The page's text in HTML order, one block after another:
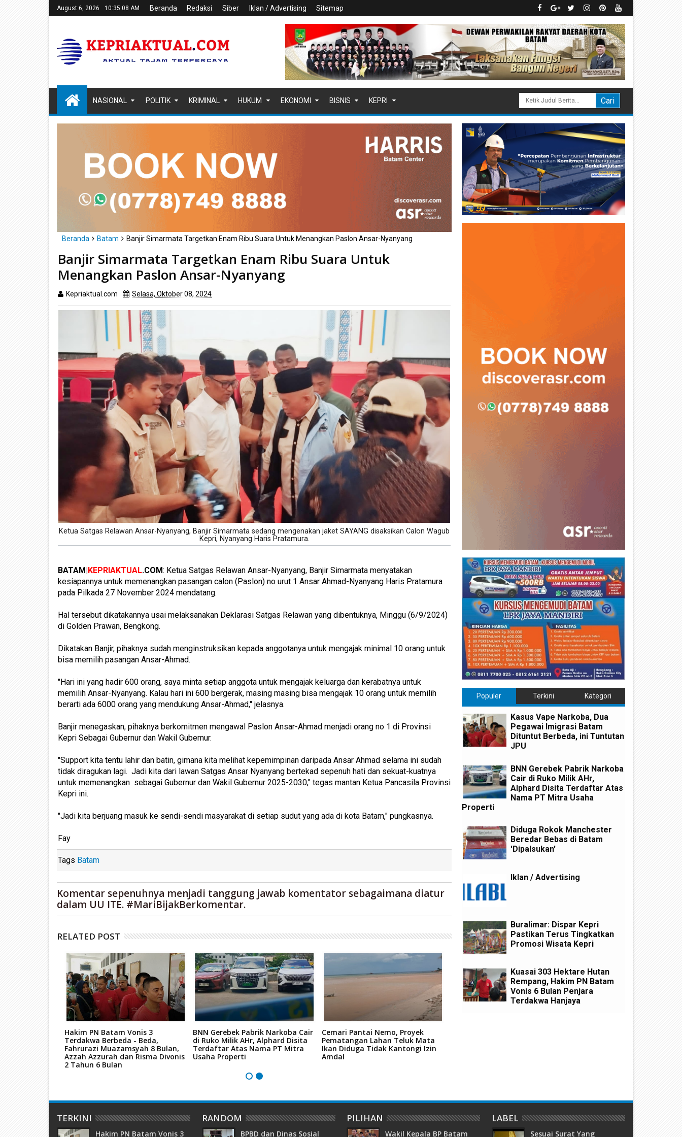
August 6, 2026 10:35:09 AM Beranda Redaksi Siber Iklan / Advertising Sitemap
NASIONAL POLITIK KRIMINAL HUKUM EKONOMI BISNIS KEPRI
Beranda Batam Banjir Simarmata Targetkan Enam Ribu Suara Untuk Menangkan Paslon Ansar-Nyanyang
Banjir Simarmata Targetkan Enam Ribu Suara Untuk
Menangkan Paslon Ansar-Nyanyang
Kepriaktual.com Selasa, Oktober 08, 2024
Ketua Satgas Relawan Ansar-Nyanyang, Banjir Simarmata sedang mengenakan jaket SAYANG disaksikan Calon Wagub
Kepri, Nyanyang Haris Pratamura.
BATAM|KEPRIAKTUAL.COM: Ketua Satgas Relawan Ansar-Nyanyang, Banjir Simarmata menyatakan
kesiapannya untuk memenangkan pasangan calon (Paslon) no urut 1 Ansar Ahmad-Nyanyang Haris Pratamura
pada Pilkada 27 November 2024 mendatang.
Hal tersebut dikatakannya usai melaksanakan Deklarasi Satgas Relawan yang dibentuknya, Minggu (6/9/2024)
di Golden Prawan, Bengkong.
Dikatakan Banjir, pihaknya sudah menginstruksikan kepada anggotanya untuk mengajak minimal 10 orang untuk
bisa memilih pasangan Ansar-Ahmad.
"Hari ini yang hadir 600 orang, saya minta setiap anggota untuk mengajak keluarga dan kerabatnya untuk
memilih Ansar-Nyanyang. Kalau hari ini 600 bergerak, masing masing bisa mengajak 10 orang untuk memilih
berarti ada 6000 orang yang mendukung Ansar-Ahmad," jelasnya.
Banjir menegaskan, pihaknya berkomitmen mengawal Paslon Ansar-Ahmad menjadi orang no 1 di Provinsi
Kepri Sebagai Gubernur dan Wakil Gubernur.
"Support kita tentu lahir dan batin, gimana kita melihat kepemimpinan daripada Ansar Ahmad selama ini sudah
tidak diragukan lagi. Jadi kita dari lawan Satgas Ansar Nyanyang bertekad sepenuh hati dan sekuat-kuatnya
untuk memenangkan sebagai Gubernur dan Wakil Gubernur 2025-2030," tegas mantan Ketua Pancasila Provinsi
Kepri ini.
"Jadi kita berjuang masuk ke sendi-sendi masyarakat di setiap sudut yang ada di kota Batam," pungkasnya.
Fay
Tags Batam
Komentar sepenuhnya menjadi tanggung jawab komentator sebagaimana diatur
dalam UU ITE. #MariBijakBerkomentar.
RELATED POST
Hakim PN Batam Vonis 3
Terdakwa Berbeda - Beda,
Fahrurazi Muazamsyah 8 Bulan,
Azzah Azzurah dan Risma Divonis
2 Tahun 6 Bulan
BNN Gerebek Pabrik Narkoba Cair
di Ruko Milik AHr, Alphard Disita
Terdaftar Atas Nama PT Mitra
Usaha Properti
Cemari Pantai Nemo, Proyek
Pematangan Lahan Teluk Mata
Ikan Diduga Tidak Kantongi Izin
Amdal
Populer Terkini Kategori
Kasus Vape Narkoba, Dua
Pegawai Imigrasi Batam
Dituntut Berbeda, ini Tuntutan
JPU
BNN Gerebek Pabrik Narkoba
Cair di Ruko Milik AHr,
Alphard Disita Terdaftar Atas
Nama PT Mitra Usaha
Properti
Diduga Rokok Manchester
Beredar Bebas di Batam
'Dipalsukan'
Iklan / Advertising
Buralimar: Dispar Kepri
Pastikan Terus Tingkatkan
Promosi Wisata Kepri
Kuasai 303 Hektare Hutan
Rempang, Hakim PN Batam
Vonis 6 Bulan Penjara
Terdakwa Hanjaya
TERKINI
Hakim PN Batam Vonis 3
RANDOM
BPBD dan Dinas Sosial
PILIHAN
Wakil Kepala BP Batam
LABEL
Sesuai Surat Yang